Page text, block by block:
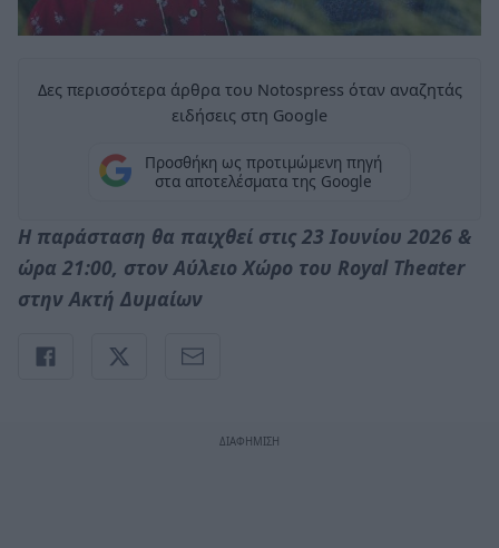
Δες περισσότερα άρθρα του Notospress όταν αναζητάς
ειδήσεις στη Google
Προσθήκη ως προτιμώμενη πηγή
στα αποτελέσματα της Google
Η παράσταση θα παιχθεί στις 23 Ιουνίου 2026 &
ώρα 21:00, στον Αύλειο Χώρο του Royal Theater
στην Ακτή Δυμαίων